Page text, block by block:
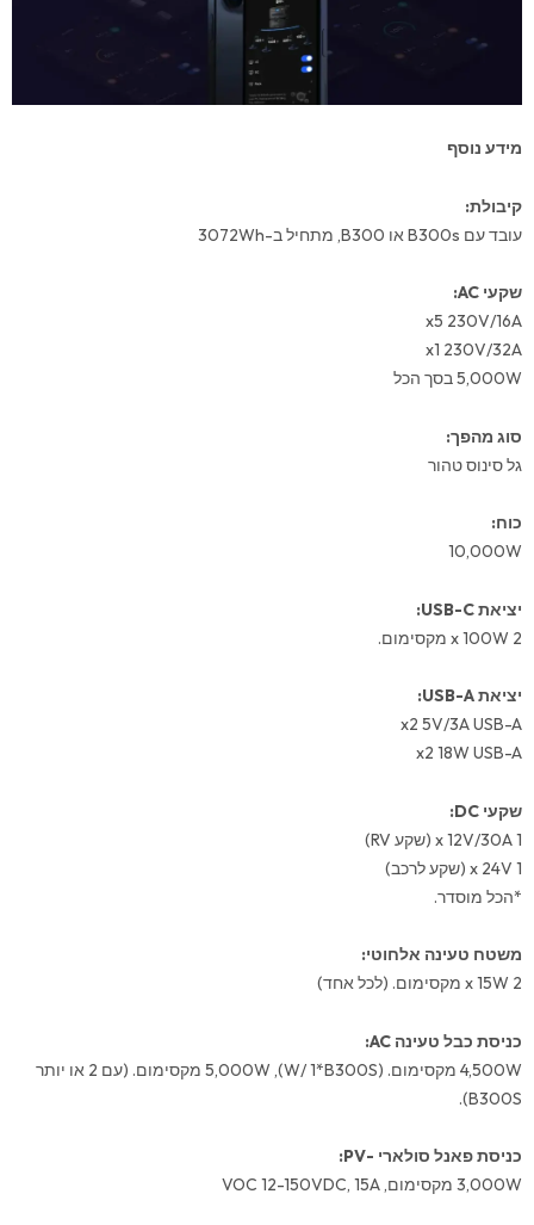
מידע נוסף
קיבולת:
עובד עם B300s או B300, מתחיל ב-3072Wh
שקעי AC:
x5 230V/16A
x1 230V/32A
5,000W בסך הכל
סוג מהפך:
גל סינוס טהור
כוח:
10,000W
יציאת USB-C:
2 x 100W מקסימום.
יציאת USB-A:
x2 5V/3A USB-A
x2 18W USB-A
שקעי DC:
1 x 12V/30A (שקע RV)
1 x 24V (שקע לרכב)
*הכל מוסדר.
משטח טעינה אלחוטי:
2 x 15W מקסימום. (לכל אחד)
כניסת כבל טעינה AC:
4,500W מקסימום. (W/ 1*B300S), 5,000W מקסימום. (עם 2 או יותר
B300S).
כניסת פאנל סולארי -PV:
3,000W מקסימום, VOC 12-150VDC, 15A